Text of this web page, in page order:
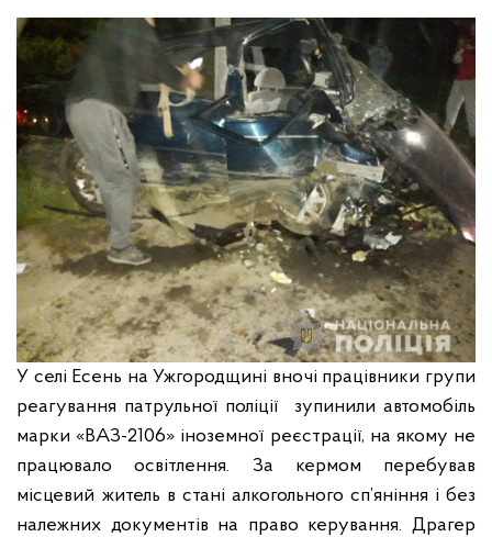
У селі Есень на Ужгородщині вночі працівники групи
реагування патрульної поліції зупинили автомобіль
марки «ВАЗ-2106» іноземної реєстрації, на якому не
працювало освітлення. За кермом перебував
місцевий житель в стані алкогольного сп’яніння і без
належних документів на право керування. Драгер